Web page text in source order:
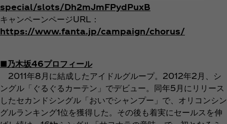
special/slots/Dh2mJmFPydPuxB
キャンペーンページURL：
https://www.fanta.jp/campaign/chorus/
■乃木坂46プロフィール
2011年8月に結成したアイドルグループ。2012年2月、シ
ングル「ぐるぐるカーテン」でデビュー。同年5月にリリース
したセカンドシングル「おいでシャンプー」で、オリコンシン
グルランキング1位を獲得した。その後も着実にセールスを伸